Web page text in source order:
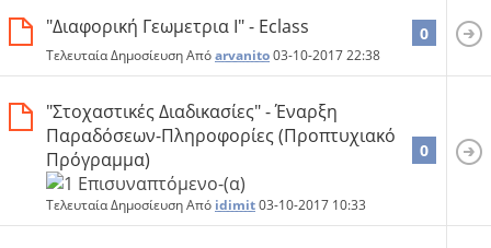
"Διαφορική Γεωμετρια Ι" - Εclass
Τελευταία Δημοσίευση Απόarvanito03-10-201722:38
0
"Στοχαστικές Διαδικασίες" - Έναρξη
Παραδόσεων-Πληροφορίες (Προπτυχιακό
Πρόγραμμα)
Τελευταία Δημοσίευση Από idimit03-10-2017 10:33
0